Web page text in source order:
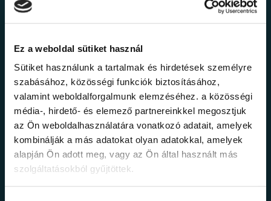
Ez a weboldal sütiket használ
Sütiket használunk a tartalmak és hirdetések személyre
szabásához, közösségi funkciók biztosításához,
valamint weboldalforgalmunk elemzéséhez. a közösségi
média-, hirdető- és elemező partnereinkkel megosztjuk
az Ön weboldalhasználatára vonatkozó adatait, amelyek
kombinálják a más adatokat olyan adatokkal, amelyek
alapján Ön adott meg, vagy az Ön által használt más
szolgáltatásokból gyűjtöttek.
Ne maradj le a
legfrissebb
információkról!
Értesülj elsőként legújabb tanfolyamainkról,
legfrissebb híreinkről és időszakos
promócióinkról.